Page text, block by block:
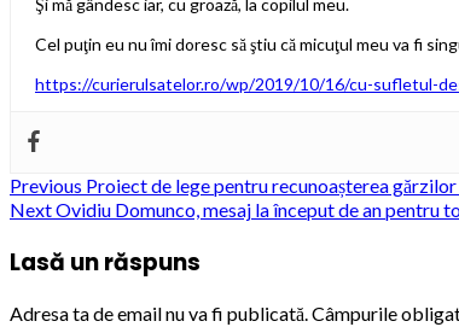
Cel puţin eu nu îmi doresc să ştiu că micuţul meu va fi
https://curierulsatelor.ro/wp/2019/10/16/cu-sufletul-
Post
Previous Proiect de lege pentru recunoașterea
NextOvidiu Domunco, mesaj la început de an pentru
Lasă un răspuns
Adresa ta de email nu va fi publicată.Câmpurile